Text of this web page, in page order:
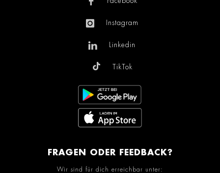
Instagram
Linkedin
TikTok
FRAGEN ODER FEEDBACK?
Wir sind für dich erreichbar unter: